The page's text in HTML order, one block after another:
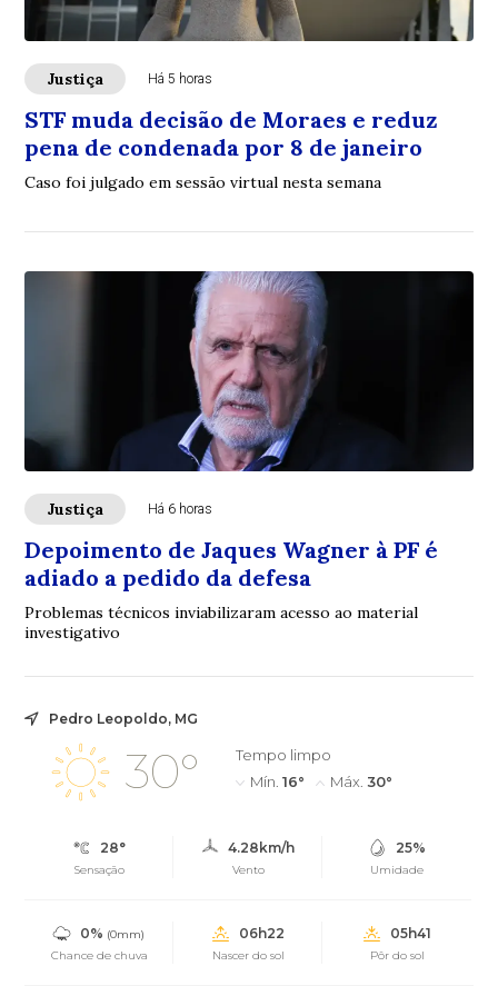
Justiça Há 5 horas
STF muda decisão de Moraes e reduz
pena de condenada por 8 de janeiro
Caso foi julgado em sessão virtual nesta semana
Justiça Há 6 horas
Depoimento de Jaques Wagner à PF é
adiado a pedido da defesa
Problemas técnicos inviabilizaram acesso ao material
investigativo
Pedro Leopoldo, MG
30°
Tempo limpo
Mín. 16° Máx. 30°
28°
Sensação
4.28km/h
Vento
25%
Umidade
0% (0mm)
Chance de chuva
06h22
Nascer do sol
05h41
Pôr do sol